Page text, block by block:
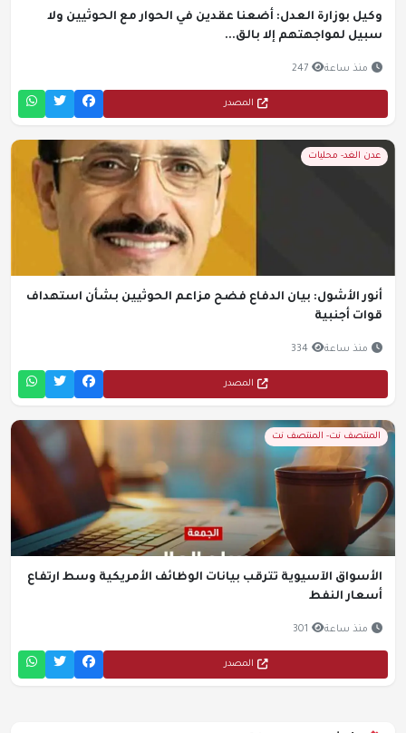
وكيل بوزارة العدل: أضعنا عقدين في الحوار مع الحوثيين ولا
سبيل لمواجهتهم إلا بالق...
منذ ساعة 247
المصدر
عدن الغد- محليات
أنور الأشول: بيان الدفاع فضح مزاعم الحوثيين بشأن استهداف
قوات أجنبية
منذ ساعة 334
المصدر
المنتصف نت- المنتصف نت
الأسواق الآسيوية تترقب بيانات الوظائف الأمريكية وسط ارتفاع
أسعار النفط
منذ ساعة 301
المصدر